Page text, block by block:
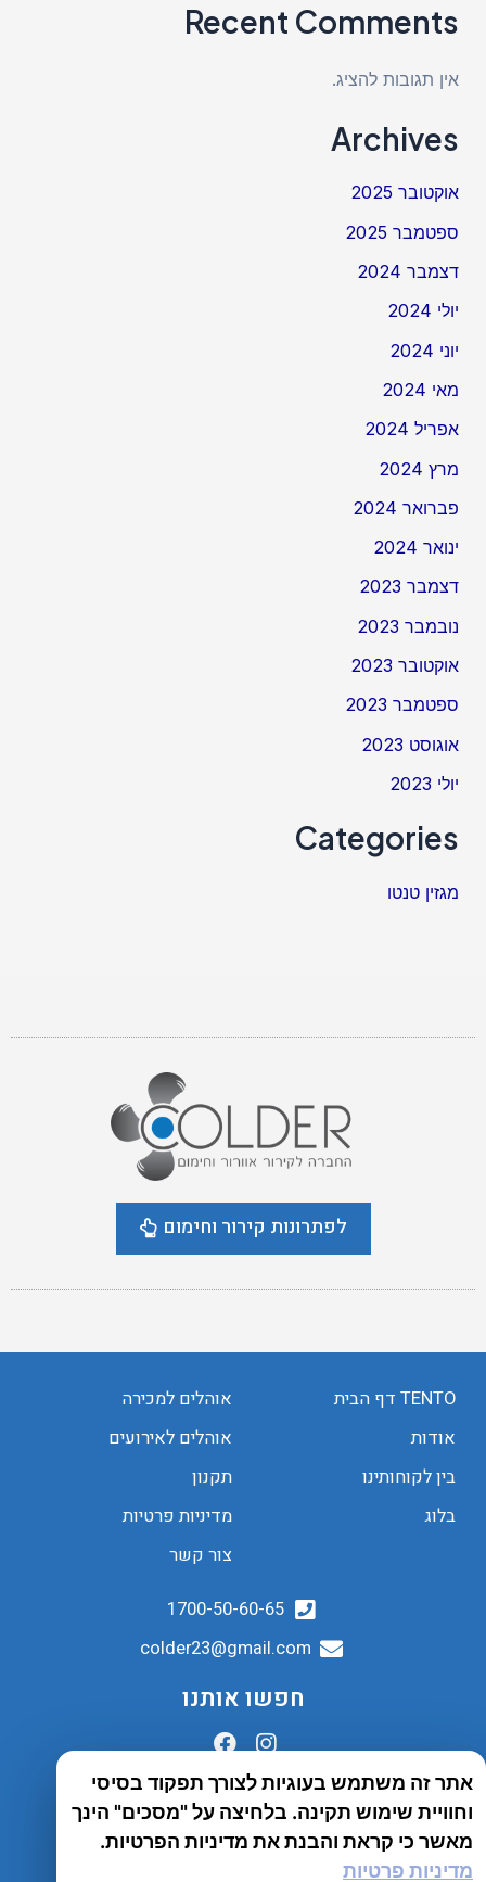
Recent Comments
אין תגובות להציג.
Archives
אוקטובר 2025
ספטמבר 2025
דצמבר 2024
יולי 2024
יוני 2024
מאי 2024
אפריל 2024
מרץ 2024
פברואר 2024
ינואר 2024
דצמבר 2023
נובמבר 2023
אוקטובר 2023
ספטמבר 2023
אוגוסט 2023
יולי 2023
Categories
מגזין טנטו
לפתרונות קירור וחימום
TENTO דף הבית
אודות
בין לקוחותינו
בלוג
אוהלים למכירה
אוהלים לאירועים
תקנון
מדיניות פרטיות
צור קשר
1700-50-60-65
colder23@gmail.com
חפשו אותנו
הובלות לכל הארץ
שירות יבואן
אתר זה משתמש בעוגיות לצורך תפקוד בסיסי
וחוויית שימוש תקינה. בלחיצה על "מסכים" הינך
מאשר כי קראת והבנת את מדיניות הפרטיות.
מדיניות פרטיות